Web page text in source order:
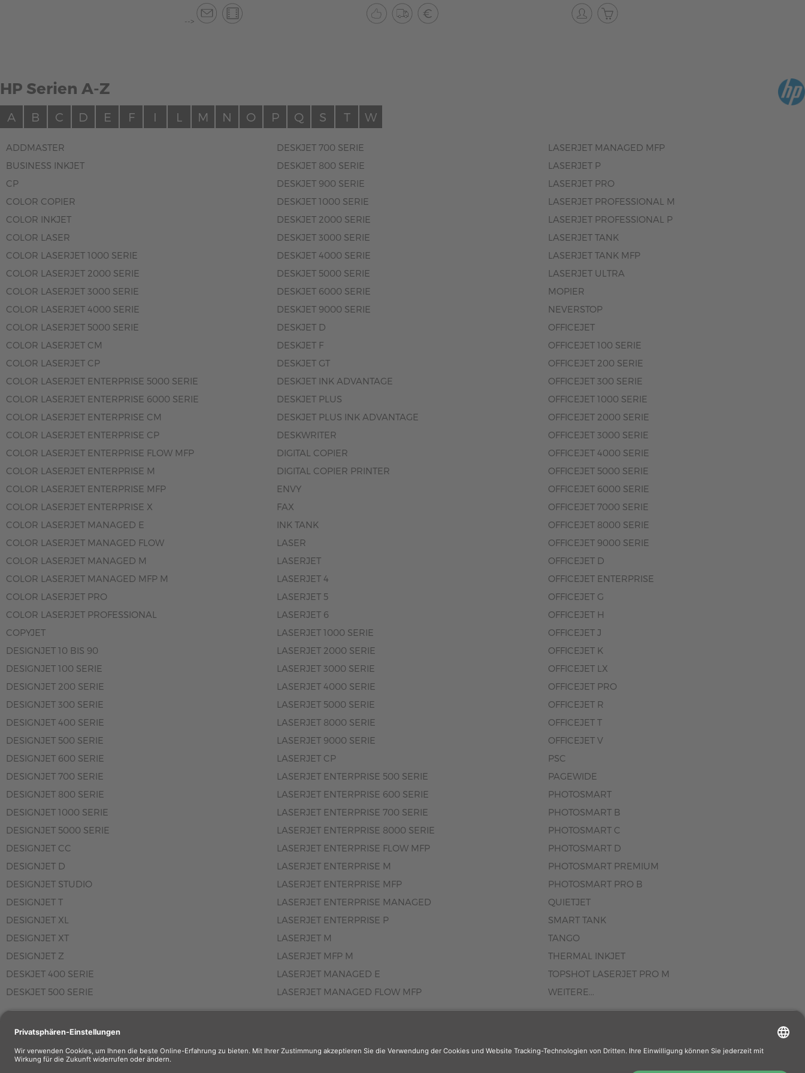
-->
HP Serien A-Z
A B C D E F I L M N O P Q S T W
ADDMASTER
BUSINESS INKJET
CP
COLOR COPIER
COLOR INKJET
COLOR LASER
COLOR LASERJET 1000 SERIE
COLOR LASERJET 2000 SERIE
COLOR LASERJET 3000 SERIE
COLOR LASERJET 4000 SERIE
COLOR LASERJET 5000 SERIE
COLOR LASERJET CM
COLOR LASERJET CP
COLOR LASERJET ENTERPRISE 5000 SERIE
COLOR LASERJET ENTERPRISE 6000 SERIE
COLOR LASERJET ENTERPRISE CM
COLOR LASERJET ENTERPRISE CP
COLOR LASERJET ENTERPRISE FLOW MFP
COLOR LASERJET ENTERPRISE M
COLOR LASERJET ENTERPRISE MFP
COLOR LASERJET ENTERPRISE X
COLOR LASERJET MANAGED E
COLOR LASERJET MANAGED FLOW
COLOR LASERJET MANAGED M
COLOR LASERJET MANAGED MFP M
COLOR LASERJET PRO
COLOR LASERJET PROFESSIONAL
COPYJET
DESIGNJET 10 BIS 90
DESIGNJET 100 SERIE
DESIGNJET 200 SERIE
DESIGNJET 300 SERIE
DESIGNJET 400 SERIE
DESIGNJET 500 SERIE
DESIGNJET 600 SERIE
DESIGNJET 700 SERIE
DESIGNJET 800 SERIE
DESIGNJET 1000 SERIE
DESIGNJET 5000 SERIE
DESIGNJET CC
DESIGNJET D
DESIGNJET STUDIO
DESIGNJET T
DESIGNJET XL
DESIGNJET XT
DESIGNJET Z
DESKJET 400 SERIE
DESKJET 500 SERIE
DESKJET 700 SERIE
DESKJET 800 SERIE
DESKJET 900 SERIE
DESKJET 1000 SERIE
DESKJET 2000 SERIE
DESKJET 3000 SERIE
DESKJET 4000 SERIE
DESKJET 5000 SERIE
DESKJET 6000 SERIE
DESKJET 9000 SERIE
DESKJET D
DESKJET F
DESKJET GT
DESKJET INK ADVANTAGE
DESKJET PLUS
DESKJET PLUS INK ADVANTAGE
DESKWRITER
DIGITAL COPIER
DIGITAL COPIER PRINTER
ENVY
FAX
INK TANK
LASER
LASERJET
LASERJET 4
LASERJET 5
LASERJET 6
LASERJET 1000 SERIE
LASERJET 2000 SERIE
LASERJET 3000 SERIE
LASERJET 4000 SERIE
LASERJET 5000 SERIE
LASERJET 8000 SERIE
LASERJET 9000 SERIE
LASERJET CP
LASERJET ENTERPRISE 500 SERIE
LASERJET ENTERPRISE 600 SERIE
LASERJET ENTERPRISE 700 SERIE
LASERJET ENTERPRISE 8000 SERIE
LASERJET ENTERPRISE FLOW MFP
LASERJET ENTERPRISE M
LASERJET ENTERPRISE MFP
LASERJET ENTERPRISE MANAGED
LASERJET ENTERPRISE P
LASERJET M
LASERJET MFP M
LASERJET MANAGED E
LASERJET MANAGED FLOW MFP
LASERJET MANAGED MFP
LASERJET P
LASERJET PRO
LASERJET PROFESSIONAL M
LASERJET PROFESSIONAL P
LASERJET TANK
LASERJET TANK MFP
LASERJET ULTRA
MOPIER
NEVERSTOP
OFFICEJET
OFFICEJET 100 SERIE
OFFICEJET 200 SERIE
OFFICEJET 300 SERIE
OFFICEJET 1000 SERIE
OFFICEJET 2000 SERIE
OFFICEJET 3000 SERIE
OFFICEJET 4000 SERIE
OFFICEJET 5000 SERIE
OFFICEJET 6000 SERIE
OFFICEJET 7000 SERIE
OFFICEJET 8000 SERIE
OFFICEJET 9000 SERIE
OFFICEJET D
OFFICEJET ENTERPRISE
OFFICEJET G
OFFICEJET H
OFFICEJET J
OFFICEJET K
OFFICEJET LX
OFFICEJET PRO
OFFICEJET R
OFFICEJET T
OFFICEJET V
PSC
PAGEWIDE
PHOTOSMART
PHOTOSMART B
PHOTOSMART C
PHOTOSMART D
PHOTOSMART PREMIUM
PHOTOSMART PRO B
QUIETJET
SMART TANK
TANGO
THERMAL INKJET
TOPSHOT LASERJET PRO M
WEITERE...
Wiederverkäufer: Das Angebot unseres Web-Shops richtet sich nicht an Wiederverkäufer. Wenn Sie